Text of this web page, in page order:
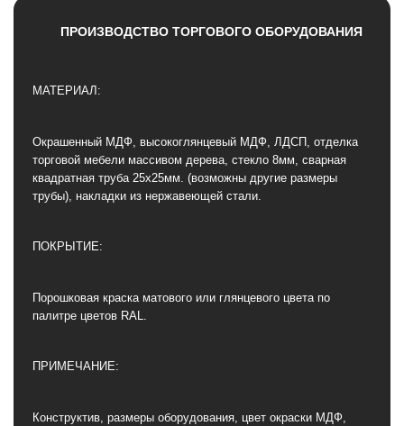
ПРОИЗВОДСТВО ТОРГОВОГО ОБОРУДОВАНИЯ
МАТЕРИАЛ:
Окрашенный МДФ, высокоглянцевый МДФ, ЛДСП, отделка
торговой мебели массивом дерева, стекло 8мм, сварная
квадратная труба 25х25мм. (возможны другие размеры
трубы), накладки из нержавеющей стали.
ПОКРЫТИЕ:
Порошковая краска матового или глянцевого цвета по
палитре цветов RAL.
ПРИМЕЧАНИЕ:
Конструктив, размеры оборудования, цвет окраски МДФ,